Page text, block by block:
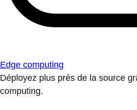
Edge computing
Déployez plus près de la source
computing.